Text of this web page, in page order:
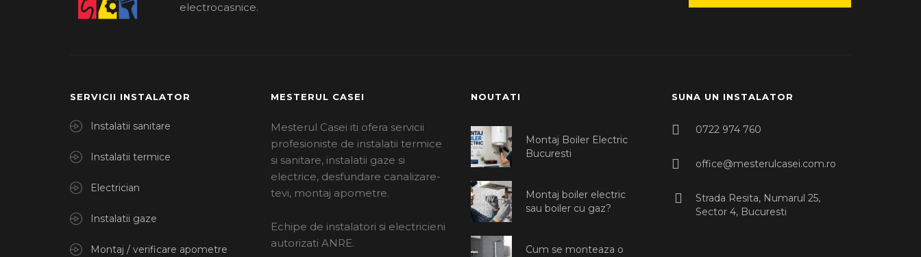
electrocasnice.
SERVICII INSTALATOR
Instalatii sanitare
Instalatii termice
Electrician
Instalatii gaze
Montaj / verificare apometre
MESTERUL CASEI
Mesterul Casei iti ofera servicii
profesioniste de instalatii termice
si sanitare, instalatii gaze si
electrice, desfundare canalizare-
tevi, montaj apometre.
Echipe de instalatori si electricieni
autorizati ANRE.
NOUTATI
Montaj Boiler Electric
Bucuresti
Montaj boiler electric
sau boiler cu gaz?
Cum se monteaza o
SUNA UN INSTALATOR
0722 974 760
office@mesterulcasei.com.ro
Strada Resita, Numarul 25,
Sector 4, Bucuresti